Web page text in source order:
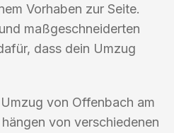
Vorhaben zur Seite.
maßgeschneiderten
dass dein Umzug
von Offenbach am
von verschiedenen